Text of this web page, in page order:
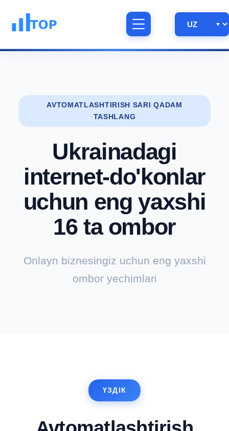
AVTOMATLASHTIRISH SARI QADAM
TASHLANG
Ukrainadagi
internet-do'konlar
uchun eng yaxshi
16 ta ombor
Onlayn biznesingiz uchun eng yaxshi
ombor yechimlari
ҮЗДІК